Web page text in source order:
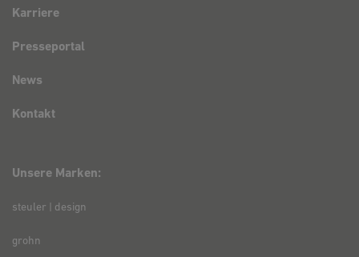
Karriere
Presseportal
News
Kontakt
Unsere Marken:
steuler | design
grohn